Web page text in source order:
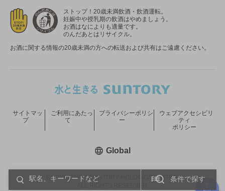
条件で探す
ストップ！20歳未満飲酒・飲酒運転。
妊娠中や授乳期の飲酒はやめましょう。
お酒はなによりも適量です。
のんだあとはリサイクル。
お酒に関する情報の20歳未満の方への転送および共有はご遠慮ください。
COPYRIGHT © SUNTORY HOLDINGS LIMITED.
サイトマッ
プ
ご利用にあたっ
て
プライバシーポリシ
ー
ウェブアクセシビリ
ティ
ポリシー
Global新しいウィンドウで開く